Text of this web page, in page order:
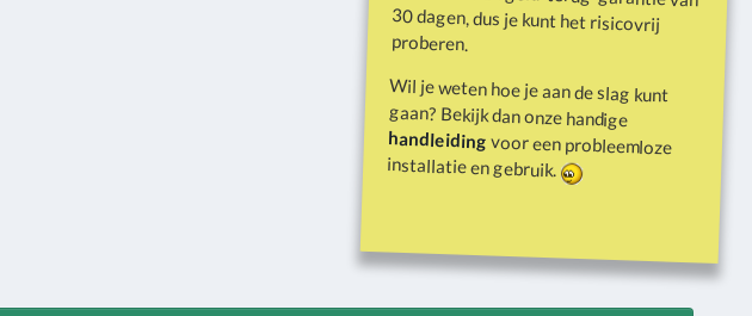
proberen.
Wil je weten hoe je aan de slag kunt
gaan? Bekijk dan onze handige
handleidingvoor een probleemloze
installatie en gebruik.